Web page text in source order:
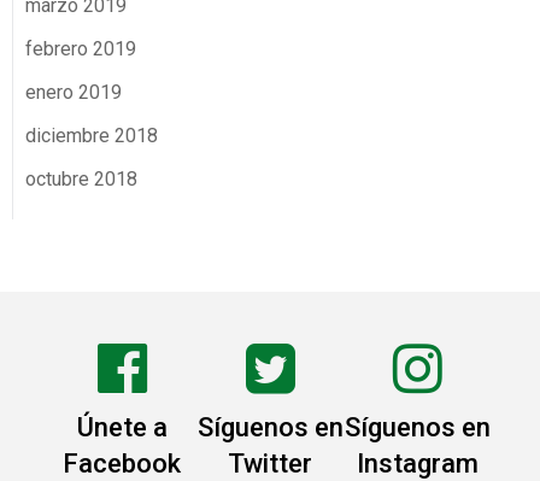
marzo 2019
febrero 2019
enero 2019
diciembre 2018
octubre 2018
Únete a
Facebook
Síguenos en
Twitter
Síguenos en
Instagram